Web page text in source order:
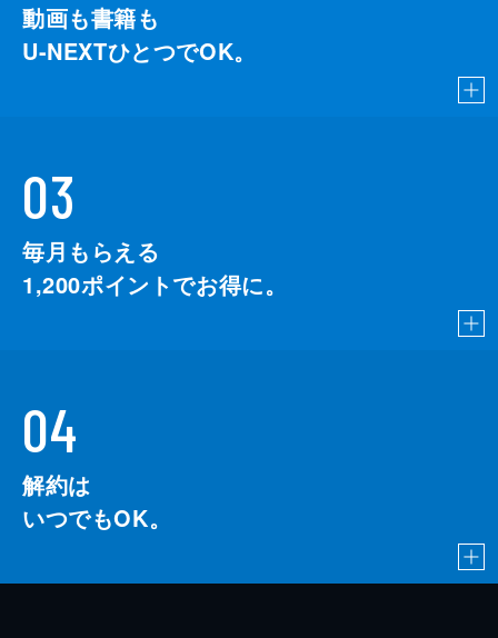
動画も書籍も
U-NEXTひとつでOK。
03
毎月もらえる
1,200ポイントでお得に。
04
解約は
いつでもOK。